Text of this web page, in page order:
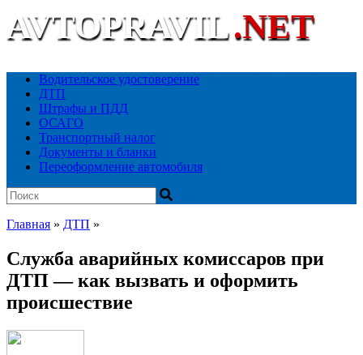
AVTOPRAVIL.NET
Водительское удостоверение
ДТП
Штрафы и ПДД
ОСАГО
Транспортный налог
Документы и бланки
Переоформление автомобиля
Главная » ДТП »
Служба аварийных комиссаров при
ДТП — как вызвать и оформить
происшествие